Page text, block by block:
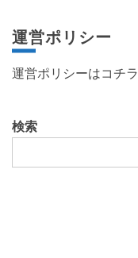
運営ポリシー
運営ポリシーはコチラ
検索